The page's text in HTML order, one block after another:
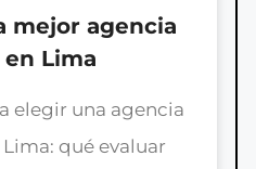
mejor agencia
Lima
elegir una agencia
qué evaluar